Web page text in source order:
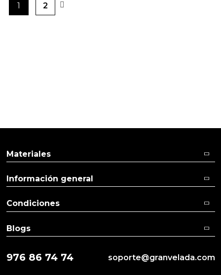
1 2
976 86 74 74 soporte@granvelada.com
Materiales
Información general
Condiciones
Blogs